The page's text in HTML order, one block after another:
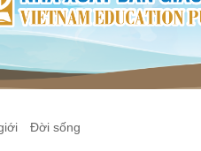
Đời sống